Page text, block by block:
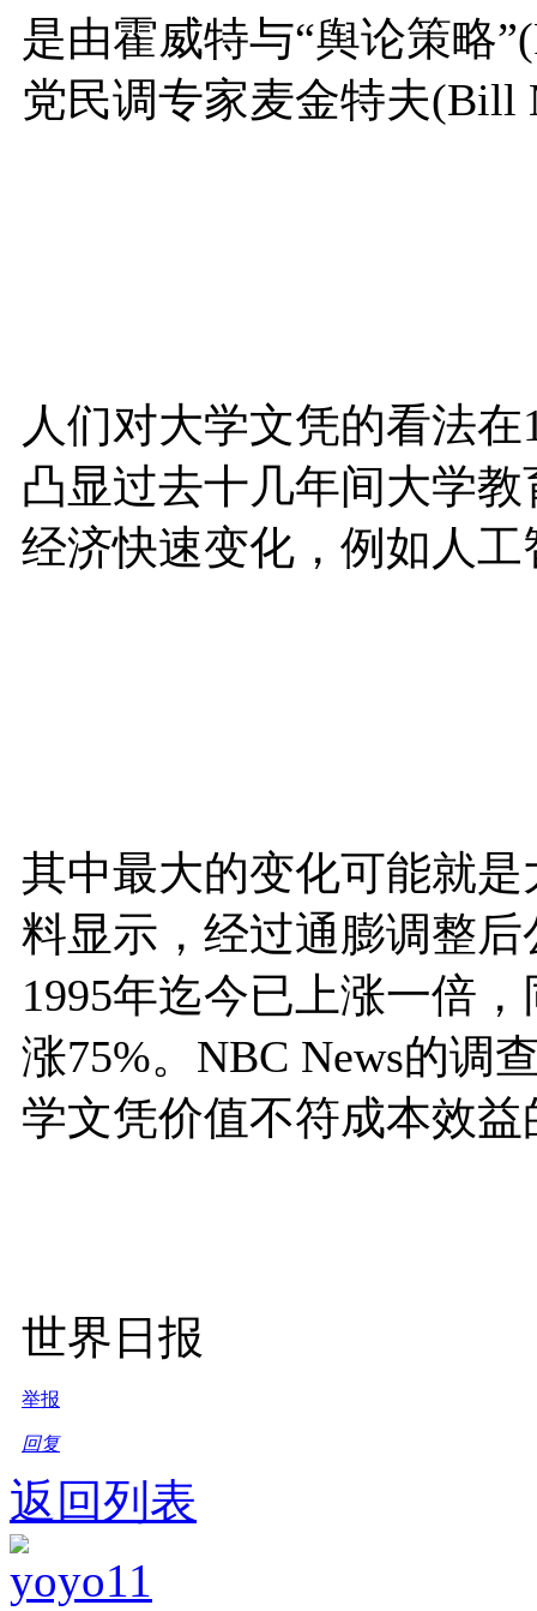
是由霍威特与“舆论策略
党民调专家麦金特夫(Bill
人们对大学文凭的看法
凸显过去十几年间大学
经济快速变化，例如人
其中最大的变化可能就
料显示，经过通膨调整
1995年迄今已上涨一倍
涨75%。NBC News的调
学文凭价值不符成本效
世界日报
举报
回复
返回列表
yoyo11